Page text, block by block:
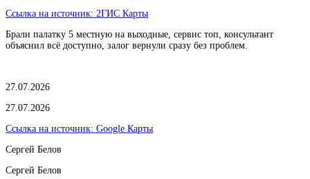
Ссылка на источник: 2ГИС Карты
Брали палатку 5 местную на выходные, сервис топ, консультант
объяснил всё доступно, залог вернули сразу без проблем.
27.07.2026
27.07.2026
Ссылка на источник: Google Карты
Сергей Белов
Сергей Белов